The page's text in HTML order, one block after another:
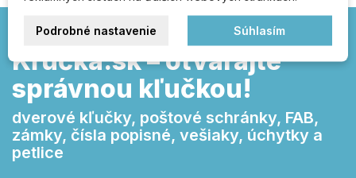
Kľučka.sk – otvárajte
správnou kľučkou!
dverové kľučky, poštové schránky, FAB,
zámky, čísla popisné, vešiaky, úchytky a
petlice
Podrobné nastavenie Súhlasím